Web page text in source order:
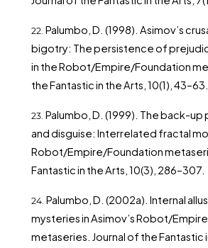
Palumbo, D. (1998). Asimov’s
bigotry: The persistence of
in the Robot/Empire/Foundation
the Fantastic in the Arts, 10(1), 43–63.
Palumbo, D. (1999). The back-up
and disguise: Interrelated fractal
Robot/Empire/Foundation
Fantastic in the Arts, 10(3), 286–307.
Palumbo, D. (2002a). Internal
mysteries in Asimov’s Robot/
metaseries. Journal of the Fantastic